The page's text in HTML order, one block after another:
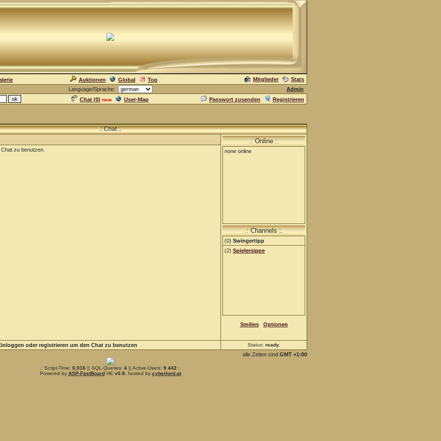
Auktionen Global Top Mitglieder
Stats
Language/Sprache:
Admin
Chat (0) new User-Map Passwort zusenden Registrieren
.: Chat :.
.: Online :.
none online
.: Channels :.
(0) Swingertipp
(2) Spielersippe
Smilies Optionen
zu benutzen.
oder registrieren um den Chat zu benutzen Status: ready..
alle Zeiten sind GMT +1:00
.: Script-Time: 0,016 || SQL-Queries: 4|| Active-Users: 9 442 :.
Powered by ASP-FastBoardHE v0.8, hosted by cyberlord.at